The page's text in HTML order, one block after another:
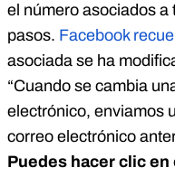
el número asociados a
pasos. Facebook
asociada se ha
“Cuando se cambia
electrónico, enviamos
correo electrónico
Puedes hacer clic en